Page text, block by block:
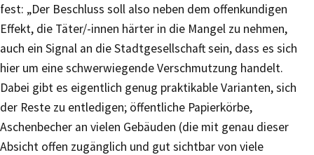
fest: „Der Beschluss soll also neben dem offenkundigen
Effekt, die Täter/-innen härter in die Mangel zu nehmen,
auch ein Signal an die Stadtgesellschaft sein, dass es sich
hier um eine schwerwiegende Verschmutzung handelt.
Dabei gibt es eigentlich genug praktikable Varianten, sich
der Reste zu entledigen; öffentliche Papierkörbe,
Aschenbecher an vielen Gebäuden (die mit genau dieser
Absicht offen zugänglich und gut sichtbar von viele